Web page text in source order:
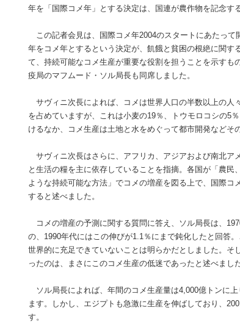
年を「国際コメ年」とする決定は、国連が農作物を記念す
この記者会見は、国際コメ年2004のスタートにあたっ
年をコメ年とするという決定が、飢餓と貧困の根絶に関
て、持続可能なコメ生産が重要な役割を担うことを示す
疫局のマフムード・ソル局長も同席しました。
サヴィニ次長によれば、コメは世界人口の半数以上の人
を占めていますが、これは小麦の19％、トウモロコシの5
けるなか、コメ生産は土地と水をめぐって都市開発などそ
サヴィニ次長はさらに、アフリカ、アジアおよび南北ア
と生活の糧を主に依存していることを指摘。各国が「農
ような持続可能な方法」でコメの増産を図る上で、国際
すると述べました。
コメの増産の予測に関する質問に答え、ソル局長は、
の、1990年代にはこの伸びが1.1％にまで鈍化したと回答
世界的に充足できていないことは明らかだとしました。そ
ったのは、まさにこのコメ生産の低迷であったと述べました
ソル局長によれば、年間のコメ生産量は4,000億トンに
ます。しかし、エジプトも急激に生産を伸ばしており、
す。